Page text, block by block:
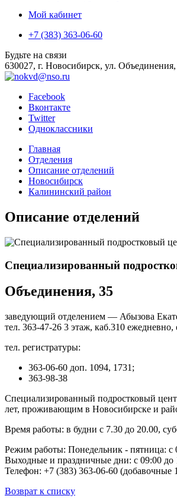
Мой кабинет
+7 (383) 363-06-60
Будьте на связи
630027, г. Новосибирск, ул.
Facebook
Вконтакте
Twitter
Одноклассники
Главная
Отделения
Описание отделений
Новосибирск
Калининский район
Описание отделений
Специализированный
Объединения, 35
заведующий отделением — Абызова
тел. 363-47-26 3 этаж, каб.310 ежедневно,
тел. регистратуры:
363-06-60 доп. 1094, 1731;
363-98-38
Специализированный подростковый
лет, проживающим в Новосибирске и
Время работы: в будни с 7.30 до 20.00,
Режим работы: Понедельник - пятница: с
Выходные и праздничные дни: с 09:00 до
Телефон: +7 (383) 363-06-60 (добавочные
Возврат к списку